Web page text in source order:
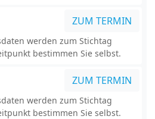
ZUM TERMIN
werden zum Stichtag
bestimmen Sie selbst.
ZUM TERMIN
werden zum Stichtag
bestimmen Sie selbst.